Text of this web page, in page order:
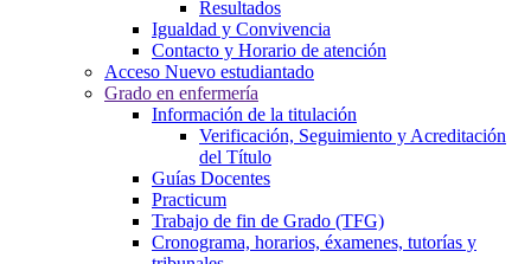
Resultados
Igualdad y Convivencia
Contacto y Horario de atención
Acceso Nuevo estudiantado
Grado en enfermería
Información de la titulación
Verificación, Seguimiento y Acreditación
del Título
Guías Docentes
Practicum
Trabajo de fin de Grado (TFG)
Cronograma, horarios, éxamenes, tutorías y